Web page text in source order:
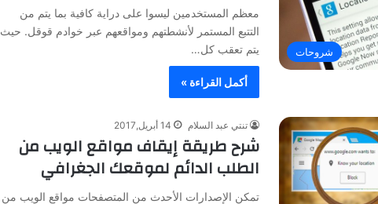
شروحات
معظم المستخدمين ليسوا على دراية كافية بما يتم من
التتبع المستمر لأنشطتهم ومواقعهم عبر خوادم قوقل. حيث
يتم تعقب كل…
أكمل القراءة »
تنتي عبد السلام 14 أبريل,2017
شرح طريقة إيقاف مواقع الويب من
الطلب الدائم لموقعك الجغرافي
تمكن الإصدارات الأحدث من المتصفحات مواقع الويب من